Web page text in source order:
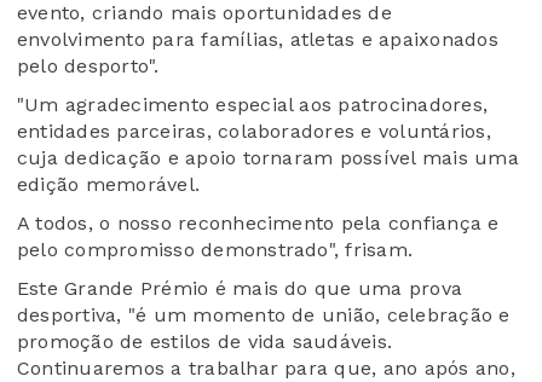
evento, criando mais oportunidades de
envolvimento para famílias, atletas e apaixonados
pelo desporto".
"Um agradecimento especial aos patrocinadores,
entidades parceiras, colaboradores e voluntários,
cuja dedicação e apoio tornaram possível mais uma
edição memorável.
A todos, o nosso reconhecimento pela confiança e
pelo compromisso demonstrado", frisam.
Este Grande Prémio é mais do que uma prova
desportiva, "é um momento de união, celebração e
promoção de estilos de vida saudáveis.
Continuaremos a trabalhar para que, ano após ano,